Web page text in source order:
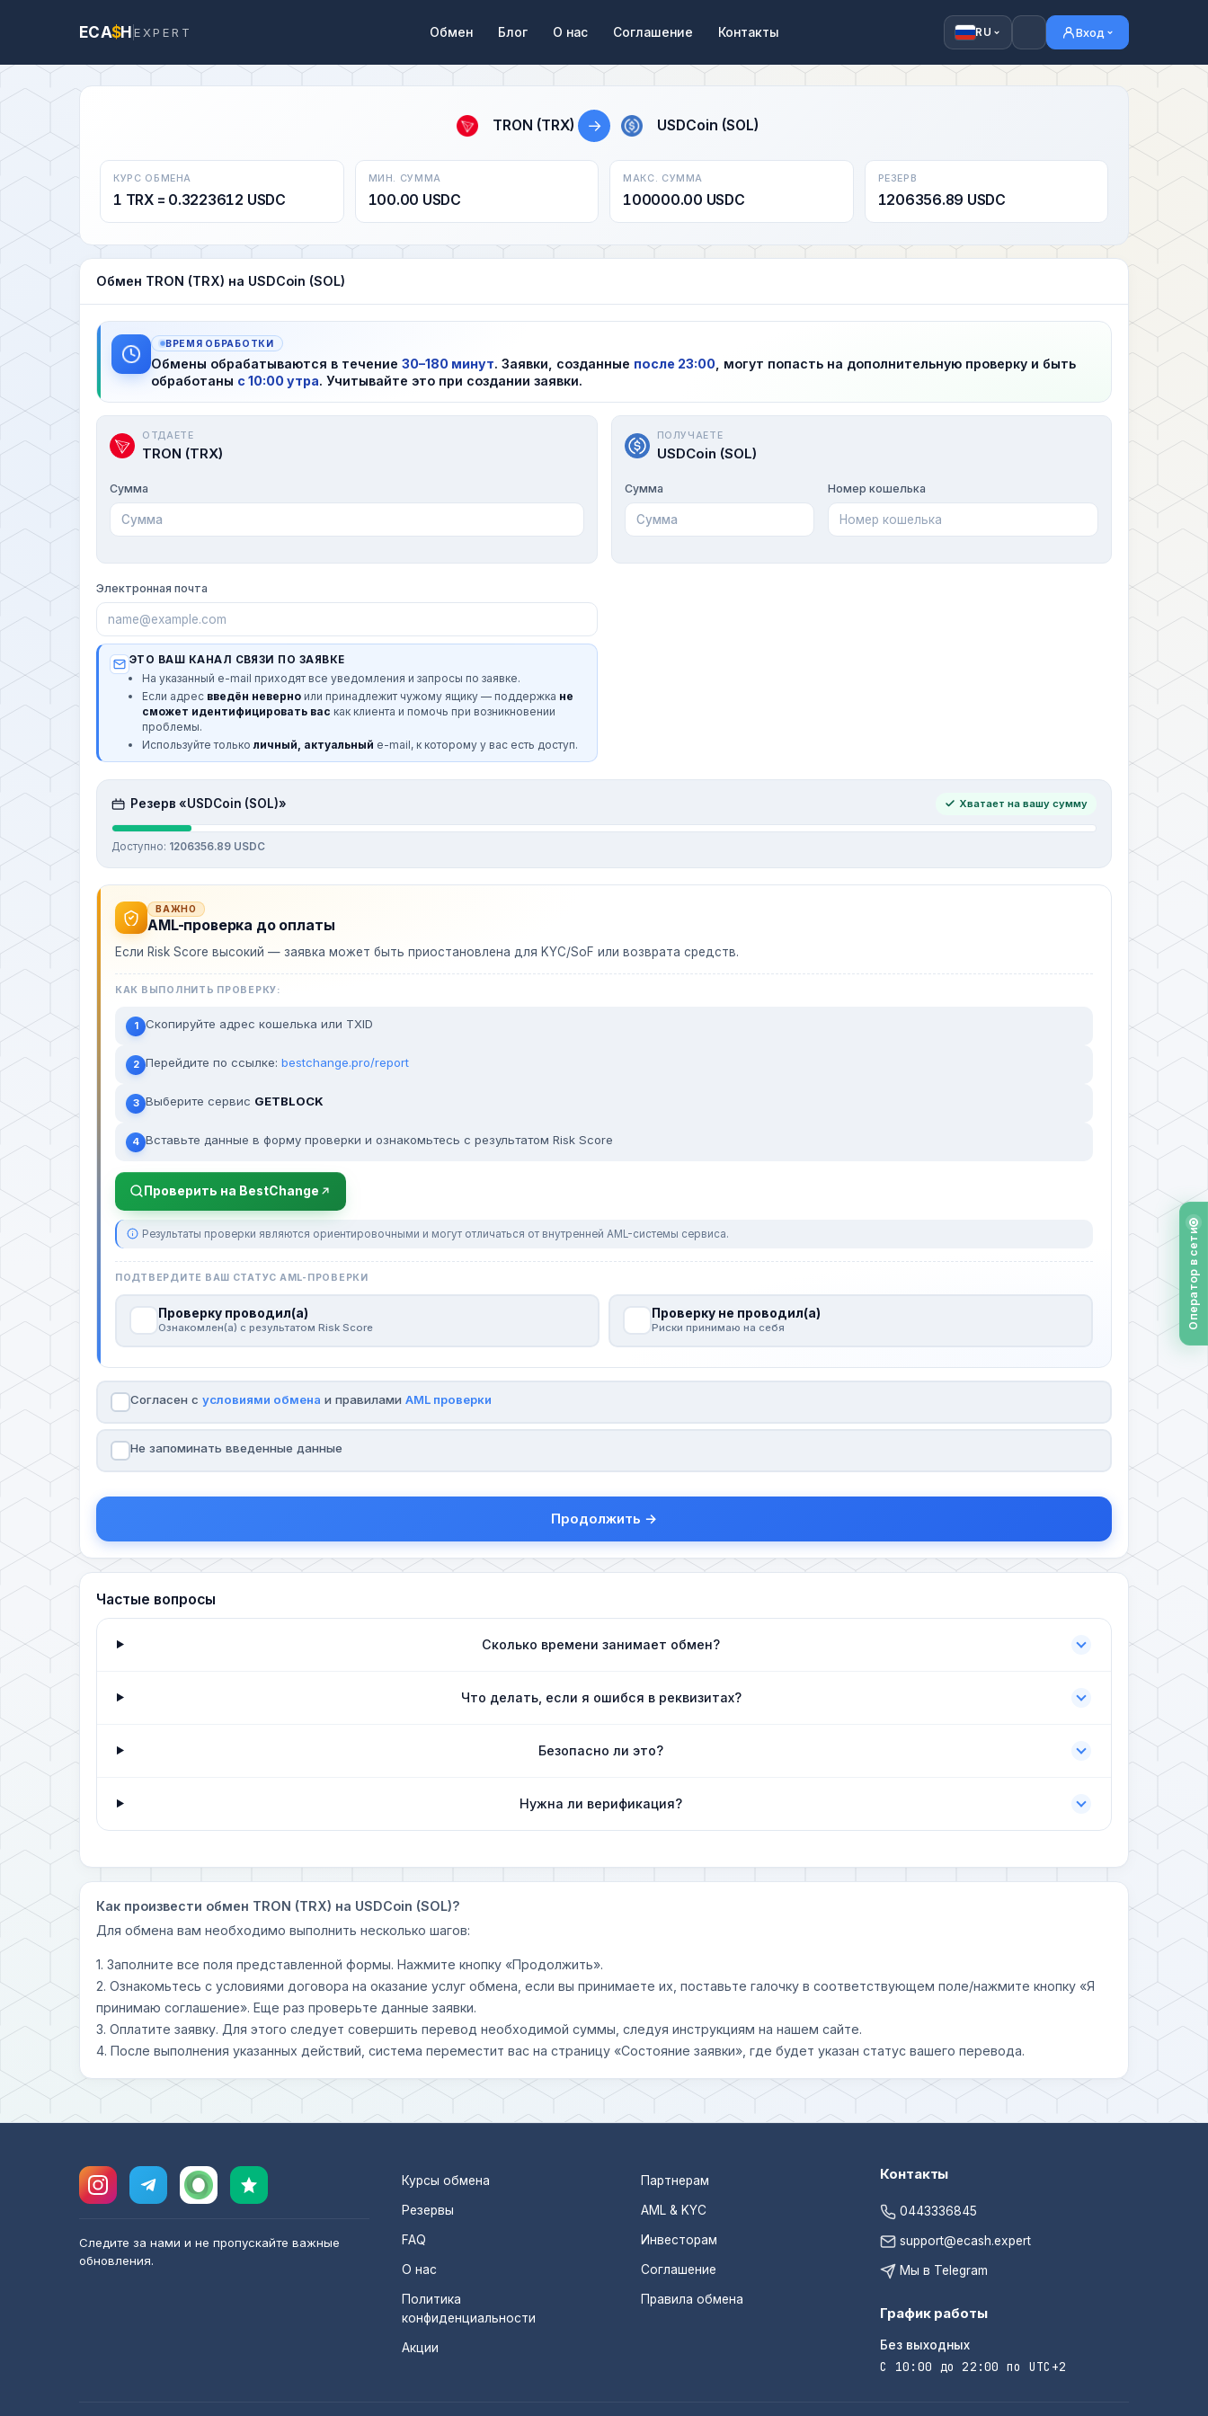
ECA$HEXPERT Обмен Блог О нас Соглашение Контакты RU Вход
TRON (TRX) → USDCoin (SOL)
КУРС ОБМЕНА
1 TRX = 0.3223612 USDC
МИН. СУММА
100.00 USDC
МАКС. СУММА
100000.00 USDC
РЕЗЕРВ
1206356.89 USDC
Обмен TRON (TRX) на USDCoin (SOL)
ВРЕМЯ ОБРАБОТКИ
Обмены обрабатываются в течение 30–180 минут. Заявки, созданные после 23:00 , могут попасть на дополнительную проверку и быть
обработаны с 10:00 утра. Учитывайте это при создании заявки.
ОТДАЕТЕ
TRON (TRX)
Сумма
ПОЛУЧАЕТЕ
USDCoin (SOL)
Сумма Номер кошелька
Электронная почта
ЭТО ВАШ КАНАЛ СВЯЗИ ПО ЗАЯВКЕ
На указанный e-mail приходят все уведомления и запросы по заявке.
Если адрес введён неверно или принадлежит чужому ящику — поддержка не
сможет идентифицировать вас как клиента и помочь при возникновении
проблемы.
Используйте только личный, актуальный e-mail, к которому у вас есть доступ.
Резерв «USDCoin (SOL)» Хватает на вашу сумму
Доступно: 1206356.89 USDC
ВАЖНО
AML-проверка до оплаты
Если Risk Score высокий — заявка может быть приостановлена для KYC/SoF или возврата средств.
КАК ВЫПОЛНИТЬ ПРОВЕРКУ:
1 Скопируйте адрес кошелька или TXID
2 Перейдите по ссылке: bestchange.pro/report
3 Выберите сервис GETBLOCK
4 Вставьте данные в форму проверки и ознакомьтесь с результатом Risk Score
Проверить на BestChange
Результаты проверки являются ориентировочными и могут отличаться от внутренней AML-системы сервиса.
ПОДТВЕРДИТЕ ВАШ СТАТУС AML-ПРОВЕРКИ
Проверку проводил(а)
Ознакомлен(а) с результатом Risk Score
Проверку не проводил(а)
Риски принимаю на себя
Согласен с условиями обмена и правилами AML проверки
Не запоминать введенные данные
Продолжить →
Частые вопросы
Сколько времени занимает обмен?
Что делать, если я ошибся в реквизитах?
Безопасно ли это?
Нужна ли верификация?
Как произвести обмен TRON (TRX) на USDCoin (SOL)?
Для обмена вам необходимо выполнить несколько шагов:
1. Заполните все поля представленной формы. Нажмите кнопку «Продолжить».
2. Ознакомьтесь с условиями договора на оказание услуг обмена, если вы принимаете их, поставьте галочку в соответствующем поле/нажмите кнопку «Я
принимаю соглашение». Еще раз проверьте данные заявки.
3. Оплатите заявку. Для этого следует совершить перевод необходимой суммы, следуя инструкциям на нашем сайте.
4. После выполнения указанных действий, система переместит вас на страницу «Состояние заявки», где будет указан статус вашего перевода.
Следите за нами и не пропускайте важные
обновления.
Курсы обмена
Резервы
FAQ
О нас
Политика
конфиденциальности
Акции
Партнерам
AML & KYC
Инвесторам
Соглашение
Правила обмена
Контакты
0443336845
support@ecash.expert
Мы в Telegram
График работы
Без выходных
С 10:00 до 22:00 по UTC+2
Оператор в сети